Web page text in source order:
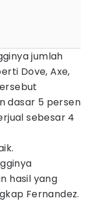
jumlah
Dove, Axe,
dasar 5 persen
sebesar 4
hasil yang
Fernandez.